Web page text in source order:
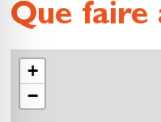
Que faire
+
−